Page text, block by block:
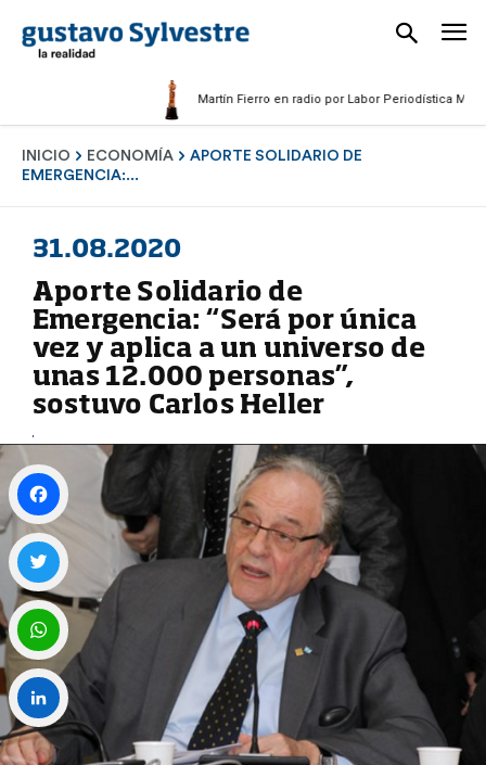
Martín Fierro en radio por Labor Periodística Masculina
INICIO ECONOMÍA
APORTE SOLIDARIO DE
EMERGENCIA:...
31.08.2020
Aporte Solidario de
Emergencia: “Será por única
vez y aplica a un universo de
unas 12.000 personas”,
sostuvo Carlos Heller
Facebook
Twitter
WhatsApp
LinkedIn